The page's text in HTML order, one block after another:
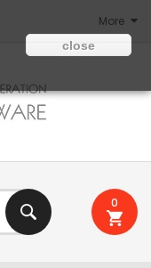
More
0
close